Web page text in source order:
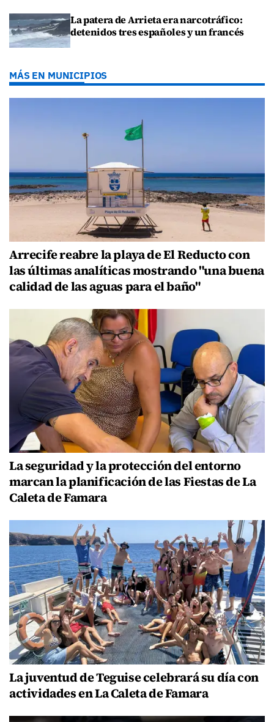
La patera de Arrieta era narcotráfico:
detenidos tres españoles y un francés
MÁS EN MUNICIPIOS
Arrecife reabre la playa de El Reducto con
las últimas analíticas mostrando "una buena
calidad de las aguas para el baño"
La seguridad y la protección del entorno
marcan la planificación de las Fiestas de La
Caleta de Famara
La juventud de Teguise celebrará su día con
actividades en La Caleta de Famara